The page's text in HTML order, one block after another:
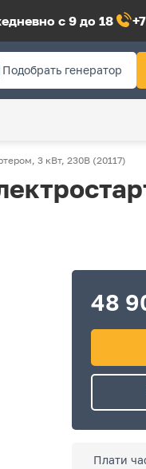
с 9 до 18
Подобрать генератор
3 кВт, 230В (20117)
48
Плати